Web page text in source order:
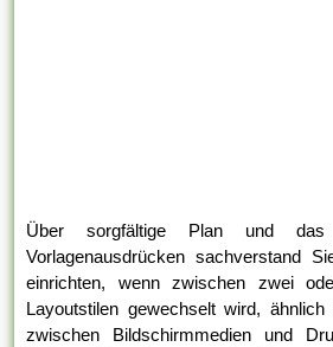
Über sorgfältige Plan und das
Vorlagenausdrücken sachverstand
einrichten, wenn zwischen zwei
Layoutstilen gewechselt wird,
zwischen Bildschirmmedien und